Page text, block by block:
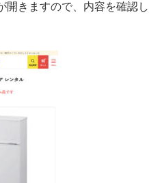
開きますので、内容を確認し